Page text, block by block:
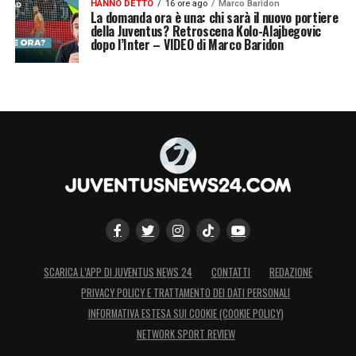
HANNO DETTO 16 ore ago Marco Baridon
La domanda ora è una: chi sarà il nuovo portiere
della Juventus? Retroscena Kolo-Alajbegovic
dopo l’Inter – VIDEO di Marco Baridon
SCARICA L’APP DI JUVENTUS NEWS 24 CONTATTI
REDAZIONE
PRIVACY POLICY E TRATTAMENTO DEI DATI PERSONALI
INFORMATIVA ESTESA SUI COOKIE (COOKIE POLICY)
NETWORK SPORT REVIEW